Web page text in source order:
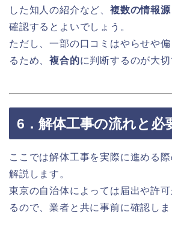
した知人の紹介など、 複数の情報源
確認するとよいでしょう。
ただし、一部の口コミはやらせや
るため、複合的に判断するのが大切
6．解体工事の流れと必
ここでは解体工事を実際に進める
解説します。
東京の自治体によっては届出や許
るので、業者と共に事前に確認しま